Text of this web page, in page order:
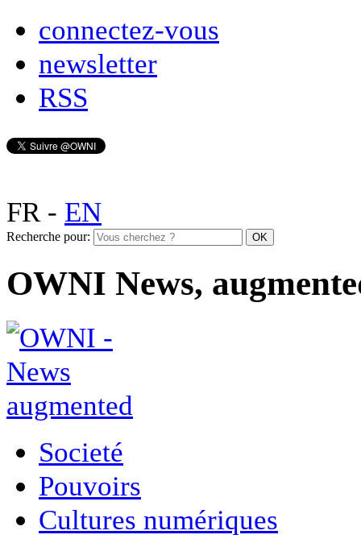
connectez-vous
newsletter
RSS
FR- EN
Recherche pour:
OWNI News,
Societé
Pouvoirs
Cultures numériques